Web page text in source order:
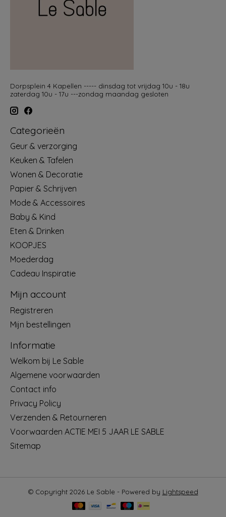
Dorpsplein 4 Kapellen ----- dinsdag tot vrijdag 10u - 18u
zaterdag 10u - 17u ---zondag maandag gesloten
Categorieën
Geur & verzorging
Keuken & Tafelen
Wonen & Decoratie
Papier & Schrijven
Mode & Accessoires
Baby & Kind
Eten & Drinken
KOOPJES
Moederdag
Cadeau Inspiratie
Mijn account
Registreren
Mijn bestellingen
Informatie
Welkom bij Le Sable
Algemene voorwaarden
Contact info
Privacy Policy
Verzenden & Retourneren
Voorwaarden ACTIE MEI 5 JAAR LE SABLE
Sitemap
© Copyright 2026 Le Sable - Powered by Lightspeed